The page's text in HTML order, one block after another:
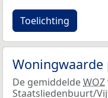
Toelichting
Woningwaarde
De gemiddeldeWOZ
Staatsliedenbuurt/